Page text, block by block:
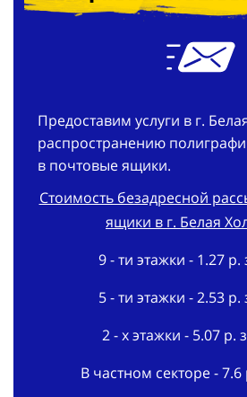
Предоставим услуги в г.
распространению
в почтовые ящики.
Стоимость безадресной
ящики в г. Белая
9 - ти этажки - 1.27 р.
5 - ти этажки - 2.53 р.
2 - х этажки - 5.07 р.
В частном секторе - 7.6